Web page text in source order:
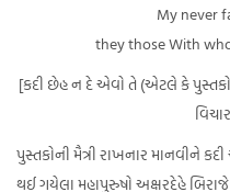
My never
they those With
[કદી છેહ ન દે એવો તે (એટલે કે પુસ્તકો)
પુસ્તકોની મૈત્રી રાખનાર માનવીને
થઈ ગયેલા મહાપુરુષો અક્ષરદેહે